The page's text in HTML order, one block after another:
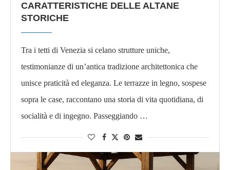
CARATTERISTICHE DELLE ALTANE
STORICHE
Tra i tetti di Venezia si celano strutture uniche,
testimonianze di un’antica tradizione architettonica che
unisce praticità ed eleganza. Le terrazze in legno, sospese
sopra le case, raccontano una storia di vita quotidiana, di
socialità e di ingegno. Passeggiando …